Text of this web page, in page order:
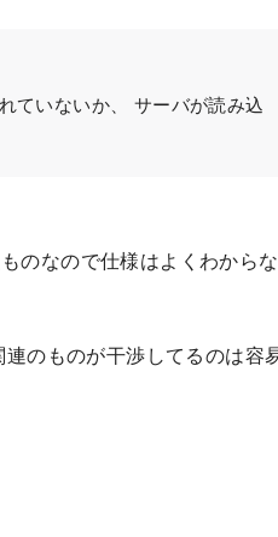
ていないか、 サーバが読み込
のなので仕様はよくわから
のものが干渉してるのは容